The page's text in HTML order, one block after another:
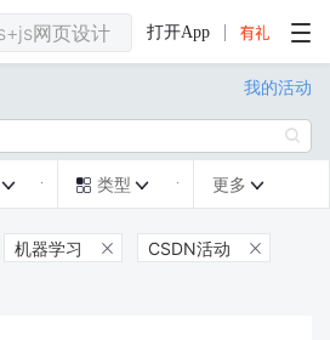
打开App
我的活动

  类型  更多 
机器学习  CSDN活动 